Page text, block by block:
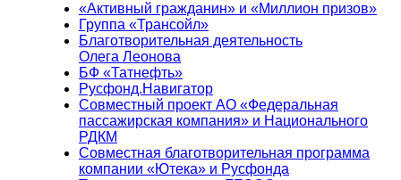
«Активный гражданин» и «Миллион призов»
Группа «Трансойл»
Благотворительная деятельность
Олега Леонова
БФ «Татнефть»
Русфонд.Навигатор
Совместный проект АО «Федеральная
пассажирская компания» и Национального
РДКМ
Совместная благотворительная программа
компании «Ютека» и Русфонда